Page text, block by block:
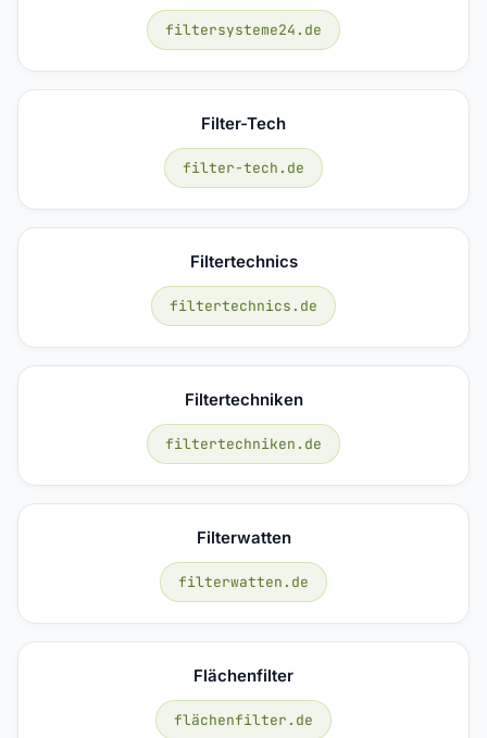
filtersysteme24.de
Filter-Tech
filter-tech.de
Filtertechnics
filtertechnics.de
Filtertechniken
filtertechniken.de
Filterwatten
filterwatten.de
Flächenfilter
flächenfilter.de